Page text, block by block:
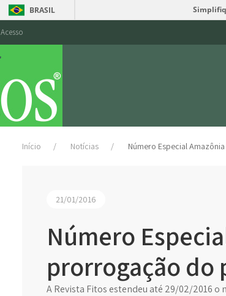
BRASIL
Acesso
Início Notícias Número Especial
21/01/2016
Número
prorrogação do
A Revista Fitos estendeu até 29/02/2016